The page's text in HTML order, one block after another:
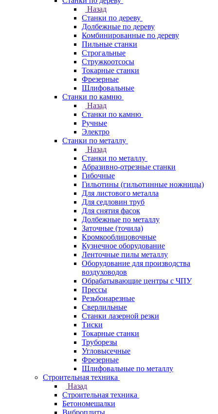
Назад
Станки по дереву
Долбежные по дереву
Комбинированные по дереву
Пильные станки
Строгальные
Стружкоотсосы
Токарные станки
Фрезерные
Шлифовальные
Станки по камню
Назад
Станки по камню
Ручные
Электро
Станки по металлу
Назад
Станки по металлу
Абразивно-отрезные станки
Гибочные
Гильотины (гильотинные ножницы)
Для листового металла
Для седловин труб
Для снятия фасок
Долбежные по металлу
Заточные (точила)
Кромкооблицовочные
Кузнечное оборудование
Ленточные пилы металлу
Оборудование для производства
воздуховодов
Обрабатывающие центры с ЧПУ
Прессы
Резьбонарезные
Сверлильные
Станки лазерной резки
Тиски
Токарные станки
Труборезы
Угловысечные
Фрезерные
Шлифовальные по металлу
Строительная техника
Назад
Строительная техника
Бетономешалки
Виброплиты